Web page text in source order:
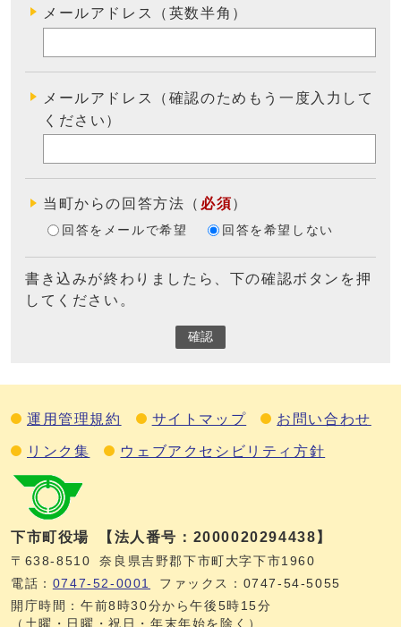
メールアドレス（英数半角）
メールアドレス（確認のためもう一度入力して
ください）
当町からの回答方法 （ 必須）
回答をメールで希望 回答を希望しない
書き込みが終わりましたら、下の確認ボタンを押
してください。
確認
運用管理規約 サイトマップ お問い合わせ
リンク集 ウェブアクセシビリティ方針
下市町役場 【法人番号：2000020294438】
〒638-8510
奈良県吉野郡下市町大字下市1960
電話： 0747‐52‐0001
ファックス：0747‐54‐5055
開庁時間：午前8時30分から午後5時15分
（土曜・日曜・祝日・年末年始を除く）